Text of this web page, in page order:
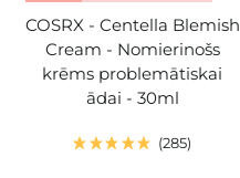
COSRX - Centella Blemish
Cream - Nomierinošs
krēms problemātiskai
ādai - 30ml
285